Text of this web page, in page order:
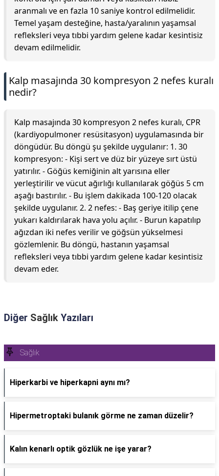
aranmalı ve en fazla 10 saniye kontrol edilmelidir.
Temel yaşam desteğine, hasta/yaralının yaşamsal
refleksleri veya tıbbi yardım gelene kadar kesintisiz
devam edilmelidir.
Kalp masajında 30 kompresyon 2 nefes kuralı
nedir?
Kalp masajında 30 kompresyon 2 nefes kuralı, CPR
(kardiyopulmoner resüsitasyon) uygulamasında bir
döngüdür. Bu döngü şu şekilde uygulanır: 1. 30
kompresyon: - Kişi sert ve düz bir yüzeye sırt üstü
yatırılır. - Göğüs kemiğinin alt yarısına eller
yerleştirilir ve vücut ağırlığı kullanılarak göğüs 5 cm
aşağı bastırılır. - Bu işlem dakikada 100-120 olacak
şekilde uygulanır. 2. 2 nefes: - Baş geriye itilip çene
yukarı kaldırılarak hava yolu açılır. - Burun kapatılıp
ağızdan iki nefes verilir ve göğsün yükselmesi
gözlemlenir. Bu döngü, hastanın yaşamsal
refleksleri veya tıbbi yardım gelene kadar kesintisiz
devam eder.
Diğer Sağlık Yazıları
Sağlık
Hiperkarbi ve hiperkapni aynı mı?
Hipermetroptaki bulanık görme ne zaman düzelir?
Kalın kenarlı optik gözlük ne işe yarar?